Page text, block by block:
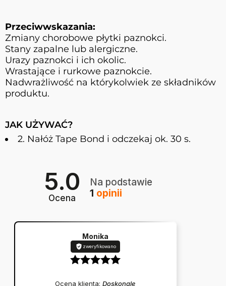
Przeciwwskazania:
Zmiany chorobowe płytki paznokci.
Stany zapalne lub alergiczne.
Urazy paznokci i ich okolic.
Wrastające i rurkowe paznokcie.
Nadwrażliwość na którykolwiek ze składników
produktu.
JAK UŻYWAĆ?
2. Nałóż Tape Bond i odczekaj ok. 30 s.
5.0
Ocena
Na podstawie
1 opinii
Monika
zweryfikowano
Ocena klienta:Doskonale